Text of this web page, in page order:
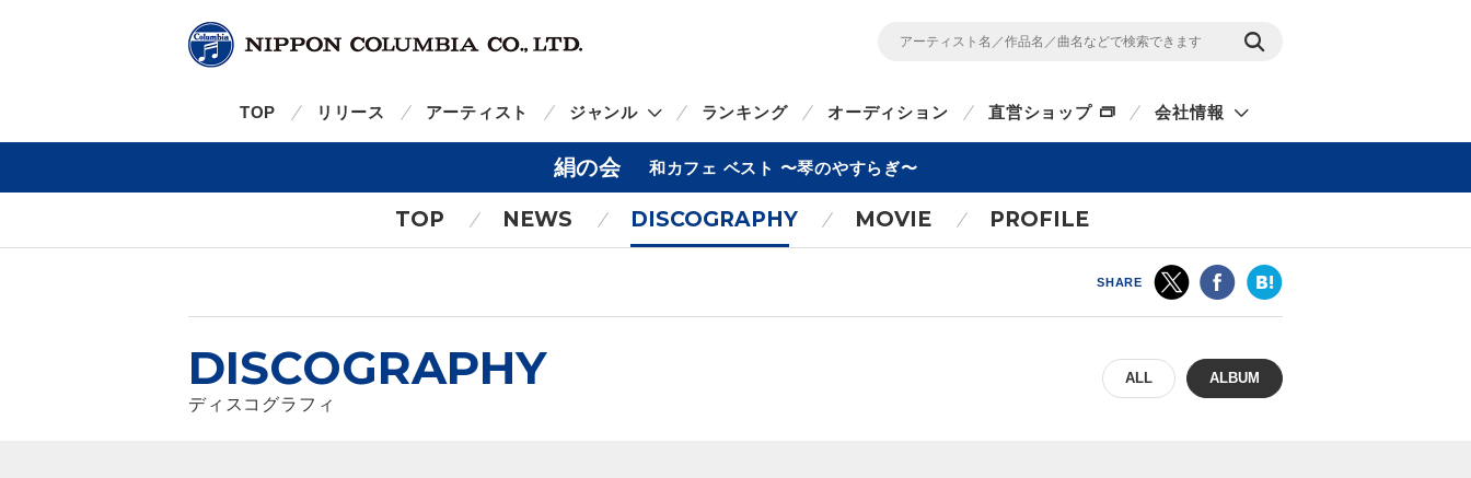
TOP リリース アーティスト ジャンル ランキング オーディション 直営ショップ 会社情報
絹の会 和カフェ ベスト 〜琴のやすらぎ〜
TOP NEWS DISCOGRAPHY MOVIE PROFILE
SHARE
DISCOGRAPHY
ディスコグラフィ
ALL ALBUM